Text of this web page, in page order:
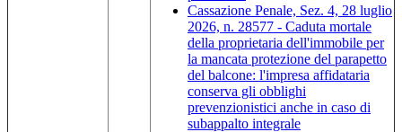
Cassazione Penale, Sez. 4, 28 luglio
2026, n. 28577 - Caduta mortale
della proprietaria dell'immobile per
la mancata protezione del parapetto
del balcone: l'impresa affidataria
conserva gli obblighi
prevenzionistici anche in caso di
subappalto integrale